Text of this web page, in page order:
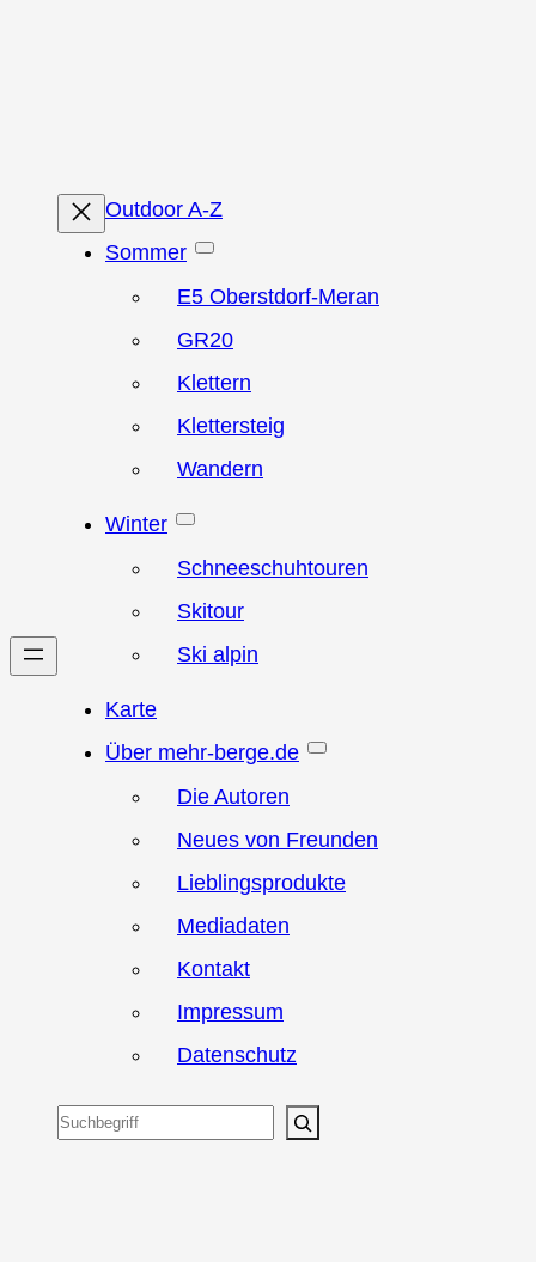
Outdoor A-Z
Sommer
E5 Oberstdorf-Meran
GR20
Klettern
Klettersteig
Wandern
Winter
Schneeschuhtouren
Skitour
Ski alpin
Karte
Über mehr-berge.de
Die Autoren
Neues von Freunden
Lieblingsprodukte
Mediadaten
Kontakt
Impressum
Datenschutz
Suchen